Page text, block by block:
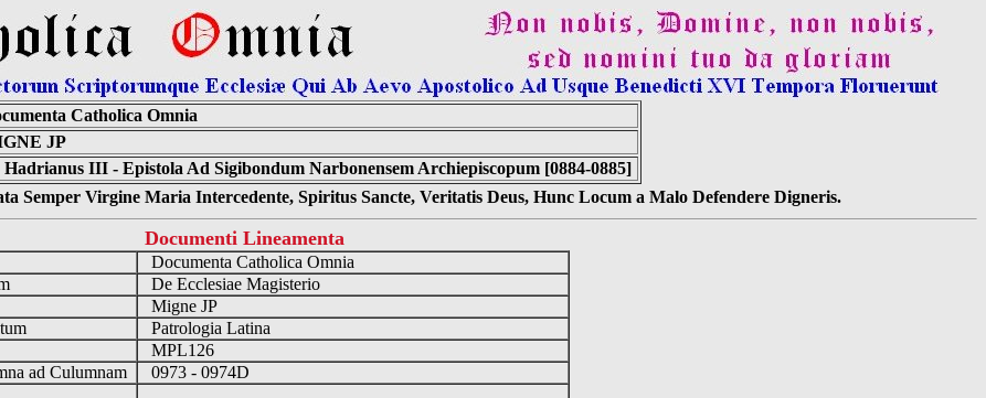
Catholica Omnia
JP
Hadrianus III - Epistola Ad Sigibondum Narbonensem Archiepiscopum [0884-0885]
Semper Virgine Maria Intercedente, Spiritus Sancte, Veritatis Deus, Hunc Locum a Malo Defendere Digneris.
Documenti Lineamenta
Documenta Catholica Omnia
De Ecclesiae Magisterio
Migne JP
Patrologia Latina
MPL126
ad Culumnam
0973 - 0974D